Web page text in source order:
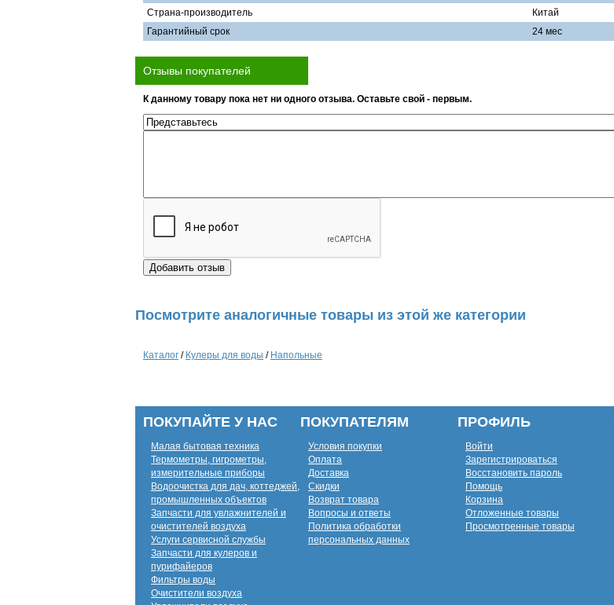
Страна-производитель
Китай
Гарантийный срок
24 мес
Отзывы покупателей
К данному товару пока нет ни одного отзыва. Оставьте свой - первым.
Посмотрите аналогичные товары из этой же категории
Каталог / Кулеры для воды / Напольные
ПОКУПАЙТЕ У НАС
Малая бытовая техника
Термометры, гигрометры,
измерительные приборы
Водоочистка для дач, коттеджей,
промышленных объектов
Запчасти для увлажнителей и
очистителей воздуха
Услуги сервисной службы
Запчасти для кулеров и
пурифайеров
Фильтры воды
Очистители воздуха
ПОКУПАТЕЛЯМ
Условия покупки
Оплата
Доставка
Скидки
Возврат товара
Вопросы и ответы
Политика обработки
персональных данных
ПРОФИЛЬ
Войти
Зарегистрироваться
Восстановить пароль
Помощь
Корзина
Отложенные товары
Просмотренные товары